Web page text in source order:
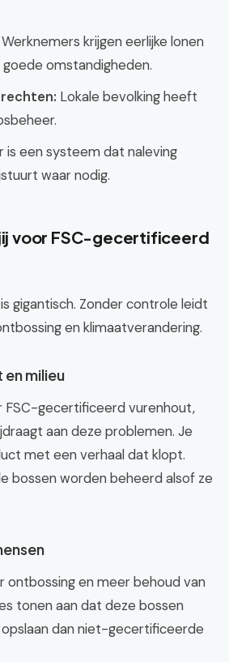
Werknemers krijgen eerlijke lonen
omstandigheden.
Lokale bevolking heeft
is een systeem dat naleving
waar nodig.
voor FSC-gecertificeerd
gigantisch. Zonder controle leidt
en klimaatverandering.
milieu
FSC-gecertificeerd vurenhout,
aan deze problemen. Je
met een verhaal dat klopt.
bossen worden beheerd alsof ze
ontbossing en meer behoud van
tonen aan dat deze bossen
dan niet-gecertificeerde